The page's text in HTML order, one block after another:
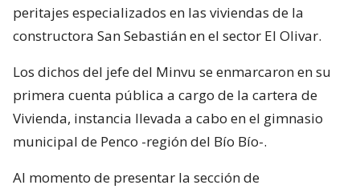
peritajes especializados en las viviendas de la
constructora San Sebastián en el sector El Olivar.
Los dichos del jefe del Minvu se enmarcaron en su
primera cuenta pública a cargo de la cartera de
Vivienda, instancia llevada a cabo en el gimnasio
municipal de Penco -región del Bío Bío-.
Al momento de presentar la sección de